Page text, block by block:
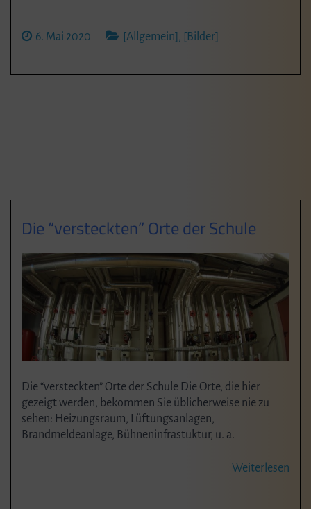
6. Mai 2020 [Allgemein] , [Bilder]
Die “versteckten” Orte der Schule
Die “versteckten” Orte der Schule Die Orte, die hier
gezeigt werden, bekommen Sie üblicherweise nie zu
sehen: Heizungsraum, Lüftungsanlagen,
Brandmeldeanlage, Bühneninfrastuktur, u. a.
Weiterlesen